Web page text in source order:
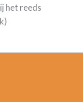
het reeds